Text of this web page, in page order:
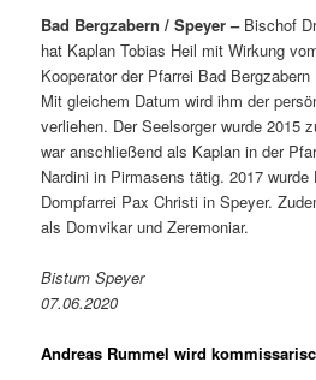
Bad Bergzabern / Speyer – Bischof
hat Kaplan Tobias Heil mit Wirkung
Kooperator der Pfarrei Bad
Mit gleichem Datum wird ihm der
verliehen. Der Seelsorger wurde 2015
war anschließend als Kaplan in der
Nardini in Pirmasens tätig. 2017 wurde
Dompfarrei Pax Christi in Speyer.
als Domvikar und Zeremoniar.
Bistum Speyer
07.06.2020
Andreas Rummel wird